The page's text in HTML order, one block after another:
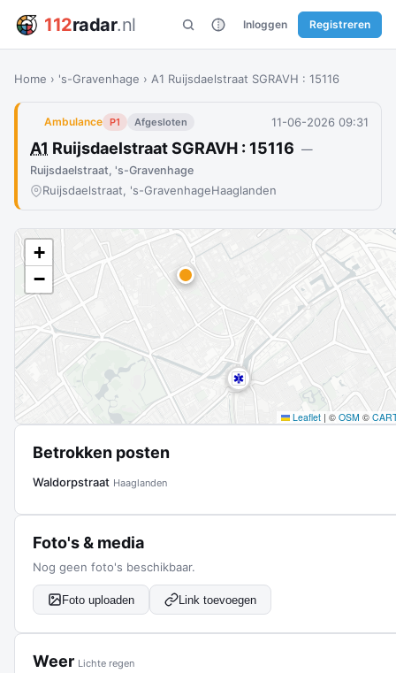
112radar.nl Inloggen Registreren
Home › 's-Gravenhage › A1 Ruijsdaelstraat SGRAVH : 15116
Ambulance P1 Afgesloten 11-06-2026 09:31
A1 Ruijsdaelstraat SGRAVH : 15116 —
Ruijsdaelstraat, 's-Gravenhage
Ruijsdaelstraat, 's-GravenhageHaaglanden
+
−
Leaflet | © OSM ©
Betrokken posten
Waldorpstraat Haaglanden
Foto's & media
Nog geen foto's beschikbaar.
Foto uploaden Link toevoegen
Weer Lichte regen